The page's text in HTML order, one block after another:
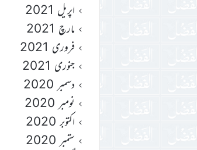
اپریل 2021
مارچ 2021
فروری 2021
جنوری 2021
دسمبر 2020
نومبر 2020
اکتوبر 2020
ستمبر 2020